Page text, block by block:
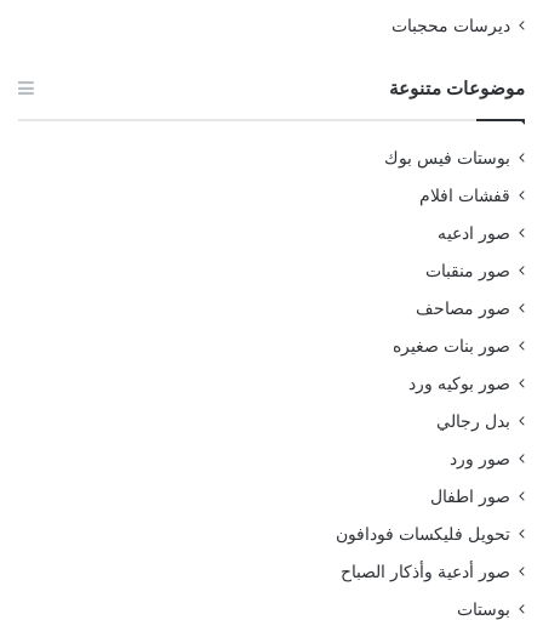
ديرسات محجبات
موضوعات متنوعة
بوستات فيس بوك
قفشات افلام
صور ادعيه
صور منقبات
صور مصاحف
صور بنات صغيره
صور بوكيه ورد
بدل رجالي
صور ورد
صور اطفال
تحويل فليكسات فودافون
صور أدعية وأذكار الصباح
بوستات